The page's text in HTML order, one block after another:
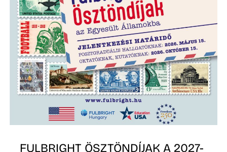
FULBRIGHT ÖSZTÖNDÍJAK A 2027-